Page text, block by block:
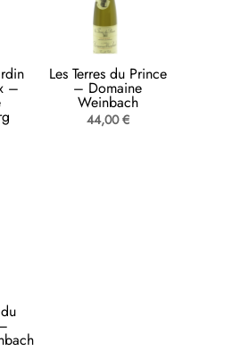
–
Les Terres du Prince
– Domaine
Weinbach
44,00€